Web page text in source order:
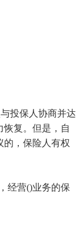
投保人协商并达
恢复。但是，自
的，保险人有权
经营()业务的保